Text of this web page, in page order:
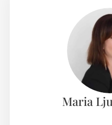
Maria